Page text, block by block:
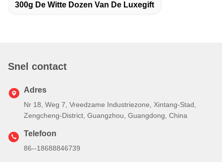
300g De Witte Dozen Van De Luxegift
Snel contact
Adres
Nr 18, Weg 7, Vreedzame Industriezone, Xintang-Stad,
Zengcheng-District, Guangzhou, Guangdong, China
Telefoon
86--18688846739